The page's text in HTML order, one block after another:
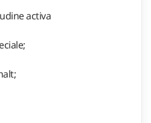
activa